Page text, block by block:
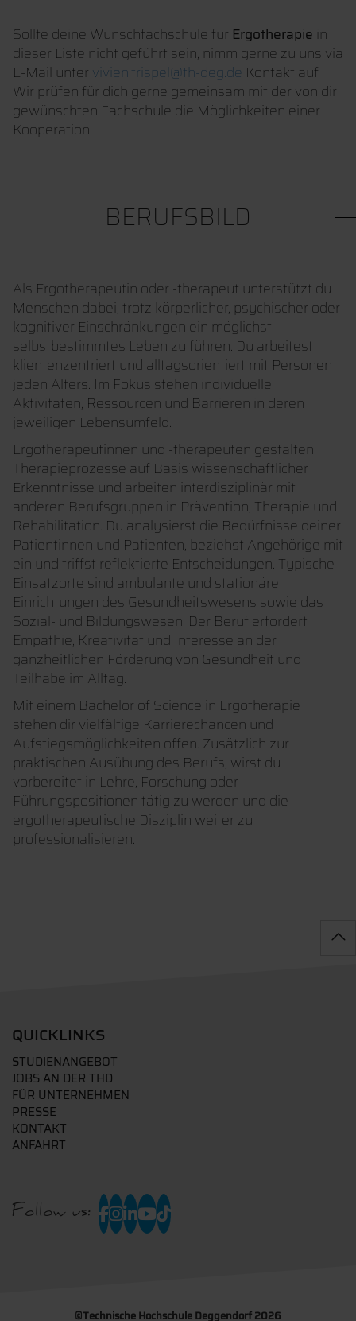
Sollte deine Wunschfachschule für Ergotherapie in
dieser Liste nicht geführt sein, nimm gerne zu uns via
E-Mail unter vivien.trispel@th-deg.de Kontakt auf.
Wir prüfen für dich gerne gemeinsam mit der von dir
gewünschten Fachschule die Möglichkeiten einer
Kooperation.
BERUFSBILD
Als Ergotherapeutin oder -therapeut unterstützt du
Menschen dabei, trotz körperlicher, psychischer oder
kognitiver Einschränkungen ein möglichst
selbstbestimmtes Leben zu führen. Du arbeitest
klientenzentriert und alltagsorientiert mit Personen
jeden Alters. Im Fokus stehen individuelle
Aktivitäten, Ressourcen und Barrieren in deren
jeweiligen Lebensumfeld.
Ergotherapeutinnen und -therapeuten gestalten
Therapieprozesse auf Basis wissenschaftlicher
Erkenntnisse und arbeiten interdisziplinär mit
anderen Berufsgruppen in Prävention, Therapie und
Rehabilitation. Du analysierst die Bedürfnisse deiner
Patientinnen und Patienten, beziehst Angehörige mit
ein und triffst reflektierte Entscheidungen. Typische
Einsatzorte sind ambulante und stationäre
Einrichtungen des Gesundheitswesens sowie das
Sozial- und Bildungswesen. Der Beruf erfordert
Empathie, Kreativität und Interesse an der
ganzheitlichen Förderung von Gesundheit und
Teilhabe im Alltag.
Mit einem Bachelor of Science in Ergotherapie
stehen dir vielfältige Karrierechancen und
Aufstiegsmöglichkeiten offen. Zusätzlich zur
praktischen Ausübung des Berufs, wirst du
vorbereitet in Lehre, Forschung oder
Führungspositionen tätig zu werden und die
ergotherapeutische Disziplin weiter zu
professionalisieren.
QUICKLINKS
STUDIENANGEBOT
JOBS AN DER THD
FÜR UNTERNEHMEN
PRESSE
KONTAKT
ANFAHRT
Follow us:
©Technische Hochschule Deggendorf 2026